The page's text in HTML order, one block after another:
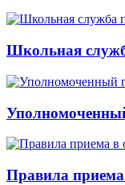
Школьная
Правила приема